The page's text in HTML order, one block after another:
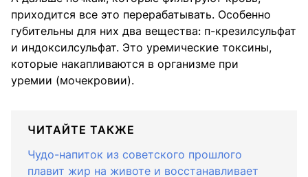
приходится все это перерабатывать. Особенно
губительны для них два вещества: п-крезилсульфат
и индоксилсульфат. Это уремические токсины,
которые накапливаются в организме при
уремии (мочекровии).
ЧИТАЙТЕ ТАКЖЕ
Чудо-напиток из советского прошлого
плавит жир на животе и восстанавливает